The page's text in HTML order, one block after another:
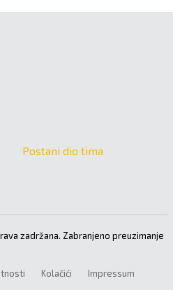
Postani dio tima
zadržana. Zabranjeno preuzimanje
Kolačići Impressum